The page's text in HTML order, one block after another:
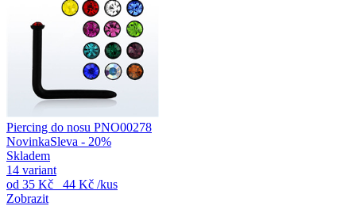
Piercing do nosu PNO00278
NovinkaSleva - 20%
Skladem
14 variant
od 35 Kč 44 Kč /kus
Zobrazit